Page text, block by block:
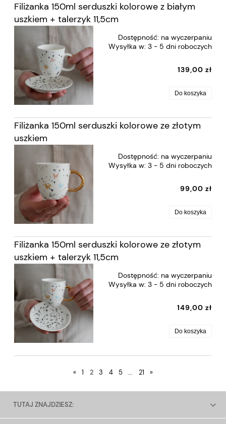
Filiżanka 150ml serduszki kolorowe z białym
uszkiem + talerzyk 11,5cm
Dostępność: na wyczerpaniu
Wysyłka w: 3 - 5 dni roboczych
139,00 zł
Do koszyka
Filiżanka 150ml serduszki kolorowe ze złotym
uszkiem
Dostępność: na wyczerpaniu
Wysyłka w: 3 - 5 dni roboczych
99,00 zł
Do koszyka
Filiżanka 150ml serduszki kolorowe ze złotym
uszkiem + talerzyk 11,5cm
Dostępność: na wyczerpaniu
Wysyłka w: 3 - 5 dni roboczych
149,00 zł
Do koszyka
« 1 2 3 4 5 ... 21 »
TUTAJ ZNAJDZIESZ: